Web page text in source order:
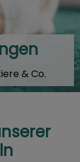
& Co.